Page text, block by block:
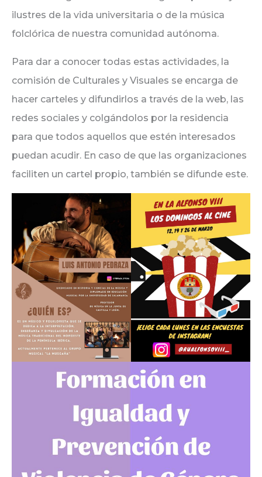
ilustres de la vida universitaria o de la música
folclórica de nuestra comunidad autónoma.
Para dar a conocer todas estas actividades, la
comisión de Culturales y Visuales se encarga de
hacer carteles y difundirlos a través de la web, las
redes sociales y colgándolos por la residencia
para que todos aquellos que estén interesados
puedan acudir. En caso de que las organizaciones
faciliten un cartel propio, también se difunde este.